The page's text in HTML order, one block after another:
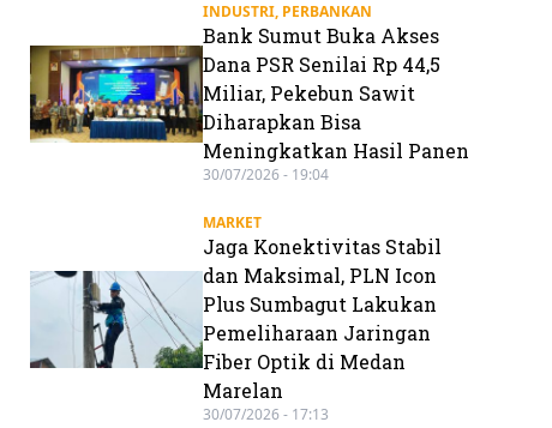
INDUSTRI, PERBANKAN
Bank Sumut Buka Akses
Dana PSR Senilai Rp 44,5
Miliar, Pekebun Sawit
Diharapkan Bisa
Meningkatkan Hasil Panen
30/07/2026 - 19:04
MARKET
Jaga Konektivitas Stabil
dan Maksimal, PLN Icon
Plus Sumbagut Lakukan
Pemeliharaan Jaringan
Fiber Optik di Medan
Marelan
30/07/2026 - 17:13